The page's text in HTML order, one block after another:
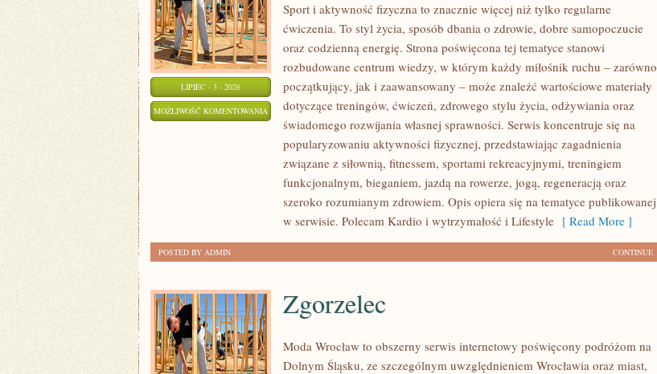
LIPIEC - 3 - 2026
MOŻLIWOŚĆ KOMENTOWANIA MOTYWACJA
PSYCHOLOGIA
SPORTU
Sport i aktywność fizyczna to znacznie więcej niż tylko regularne
ćwiczenia. To styl życia, sposób dbania o zdrowie, dobre samopoczucie
oraz codzienną energię. Strona poświęcona tej tematyce stanowi
rozbudowane centrum wiedzy, w którym każdy miłośnik ruchu – zarówno
początkujący, jak i zaawansowany – może znaleźć wartościowe materiały
dotyczące treningów, ćwiczeń, zdrowego stylu życia, odżywiania oraz
świadomego rozwijania własnej sprawności. Serwis koncentruje się na
popularyzowaniu aktywności fizycznej, przedstawiając zagadnienia
związane z siłownią, fitnessem, sportami rekreacyjnymi, treningiem
funkcjonalnym, bieganiem, jazdą na rowerze, jogą, regeneracją oraz
szeroko rozumianym zdrowiem. Opis opiera się na tematyce publikowanej
w serwisie. Polecam Kardio i wytrzymałość i Lifestyle [ Read More ]
CONTINUE
POSTED BY ADMIN
Zgorzelec
Moda Wrocław to obszerny serwis internetowy poświęcony podróżom na
Dolnym Śląsku, ze szczególnym uwzględnieniem Wrocławia oraz miast,